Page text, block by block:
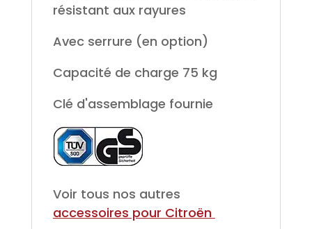
résistant aux rayures
Avec serrure (en option)
Capacité de charge 75 kg
Clé d'assemblage fournie
Voir tous nos autres
accessoires pour Citroën